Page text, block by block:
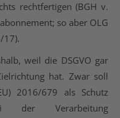
rechtfertigen (BGH v.
so aber OLG
17).
weil die DSGVO gar
hat. Zwar soll
2016/679 als Schutz
der Verarbeitung